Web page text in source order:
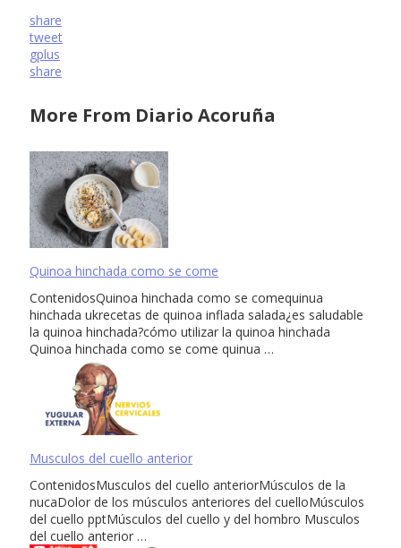
share
tweet
gplus
share
More From Diario Acoruña
Quinoa hinchada como se come
ContenidosQuinoa hinchada como se comequinua
hinchada ukrecetas de quinoa inflada salada¿es saludable
la quinoa hinchada?cómo utilizar la quinoa hinchada
Quinoa hinchada como se come quinua …
Musculos del cuello anterior
ContenidosMusculos del cuello anteriorMúsculos de la
nucaDolor de los músculos anteriores del cuelloMúsculos
del cuello pptMúsculos del cuello y del hombro Musculos
del cuello anterior …